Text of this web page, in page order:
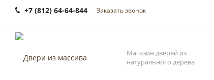
+7 (812) 64-64-844 Заказать звонок
Магазин дверей из
натурального дерева